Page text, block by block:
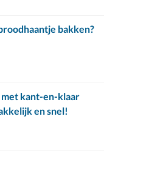
bakken?
kant-en-klaar
en snel!